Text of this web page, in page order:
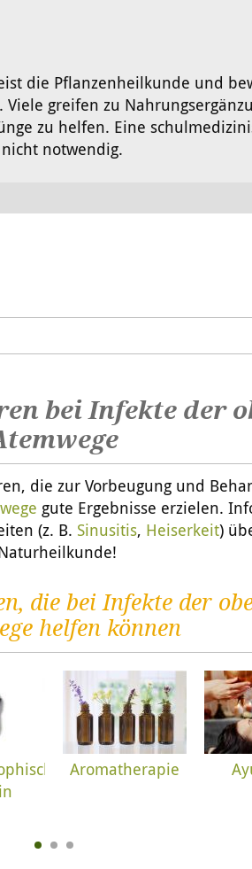
die Pflanzenheilkunde und
Viele greifen zu
zu helfen. Eine
notwendig.
bei Infekte der
die zur Vorbeugung und
gute Ergebnisse erzielen.
(z. B. Sinusitis, Heiserkeit)
die bei Infekte der
helfen können
Aromatherapie